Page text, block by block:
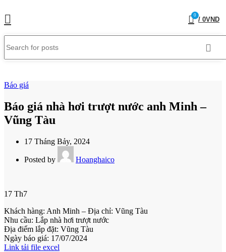
0
/ 0VND
Báo giá
Báo giá nhà hơi trượt nước anh Minh –
Vũng Tàu
17 Tháng Bảy, 2024
Posted by Hoanghaico
17 Th7
Khách hàng: Anh Minh – Địa chỉ: Vũng Tàu
Nhu cầu: Lắp nhà hơi trượt nước
Địa điểm lắp đặt: Vũng Tàu
Ngày báo giá: 17/07/2024
Link tải file excel